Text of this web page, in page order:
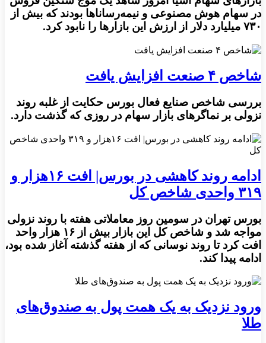
در سهام هوش مصنوعی و نیمه‌رساناها بودند که بیش از
۷۳۰ میلیارد دلار از ارزش این بازارها را نابود کرد.
شاخص ۴ صنعت افزایش یافت
بررسی شاخص صنایع فعال بورس حکایت از غلبه روند
نزولی بر نماگرهای بازار سهام در روزی که گذشت دارد.
ادامه روند کاهشی در بورس| افت ۱۶هزار و
۳۱۹ واحدی شاخص کل
بورس تهران در سومین روز معاملاتی هفته با روند نزولی
مواجه شد و شاخص کل این بازار بیش از ۱۶ هزار واحد
افت کرد تا روند نوسانی که از هفته گذشته آغاز شده بود،
ادامه پیدا کند.
ورود نزدیک به یک همت پول به صندوق‌های
طلا